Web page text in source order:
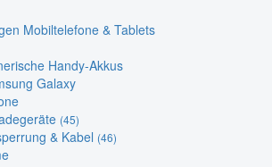
Mobiltelefone & Tablets
Handy-Akkus
Galaxy
(45)
& Kabel (46)